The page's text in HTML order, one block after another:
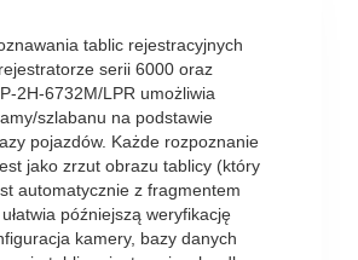
tablic rejestracyjnych
serii 6000 oraz
2H-6732M/LPR umożliwia
szlabanu na podstawie
pojazdów. Każde rozpoznanie
jako zrzut obrazu tablicy (który
automatycznie z fragmentem
późniejszą weryfikację
kamery, bazy danych